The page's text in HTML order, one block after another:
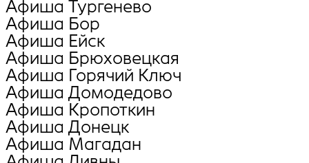
Афиша Тургенево
Афиша Бор
Афиша Ейск
Афиша Брюховецкая
Афиша Горячий Ключ
Афиша Домодедово
Афиша Кропоткин
Афиша Донецк
Афиша Магадан